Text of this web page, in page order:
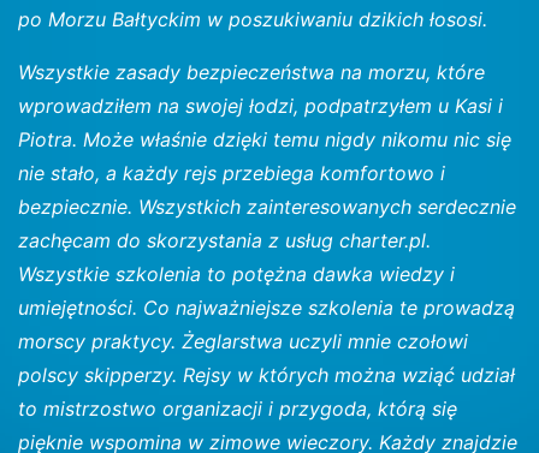
po Morzu Bałtyckim w poszukiwaniu dzikich łososi.
Wszystkie zasady bezpieczeństwa na morzu, które
wprowadziłem na swojej łodzi, podpatrzyłem u Kasi i
Piotra. Może właśnie dzięki temu nigdy nikomu nic się
nie stało, a każdy rejs przebiega komfortowo i
bezpiecznie. Wszystkich zainteresowanych serdecznie
zachęcam do skorzystania z usług charter.pl.
Wszystkie szkolenia to potężna dawka wiedzy i
umiejętności. Co najważniejsze szkolenia te prowadzą
morscy praktycy. Żeglarstwa uczyli mnie czołowi
polscy skipperzy. Rejsy w których można wziąć udział
to mistrzostwo organizacji i przygoda, którą się
pięknie wspomina w zimowe wieczory. Każdy znajdzie